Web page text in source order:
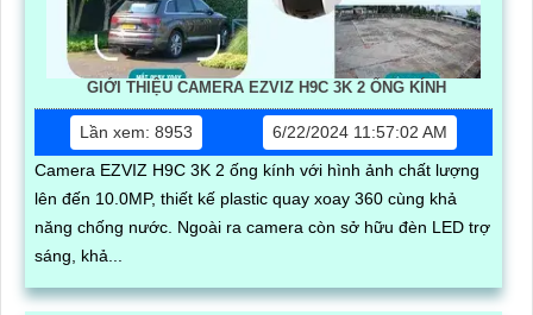
GIỚI THIỆU CAMERA EZVIZ H9C 3K 2 ỐNG KÍNH
Lần xem: 8953
6/22/2024 11:57:02 AM
Camera EZVIZ H9C 3K 2 ống kính với hình ảnh chất lượng
lên đến 10.0MP, thiết kế plastic quay xoay 360 cùng khả
năng chống nước. Ngoài ra camera còn sở hữu đèn LED trợ
sáng, khả...